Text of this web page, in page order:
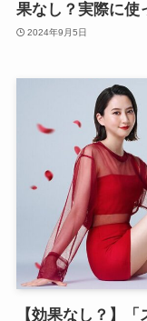
果なし？実際に使
2024年9月5日
【効果なし？】